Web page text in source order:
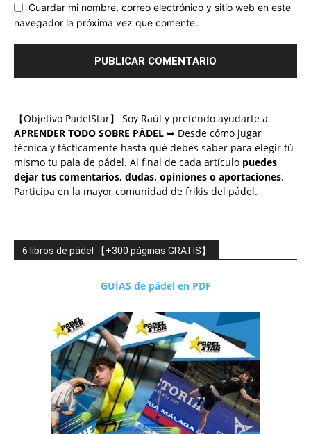
Guardar mi nombre, correo electrónico y sitio web en este
navegador la próxima vez que comente.
【Objetivo PadelStar】 Soy Raúl y pretendo ayudarte a
APRENDER TODO SOBRE PÁDEL ➥ Desde cómo jugar
técnica y tácticamente hasta qué debes saber para elegir tú
mismo tu pala de pádel. Al final de cada artículo puedes
dejar tus comentarios, dudas, opiniones o aportaciones.
Participa en la mayor comunidad de frikis del pádel.
6 libros de pádel 【+300 páginas GRATIS】
GUÍAS de pádel en PDF